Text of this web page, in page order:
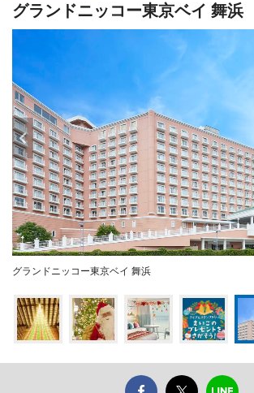
グランドニッコー東京ベイ 舞浜
グランドニッコー東京ベイ 舞浜